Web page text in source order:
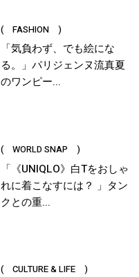
( FASHION )
「気負わず、でも絵にな
る。」パリジェンヌ流真夏
のワンピー...
( WORLD SNAP )
「《UNIQLO》白Tをおしゃ
れに着こなすには？ 」タン
クとの重...
( CULTURE & LIFE )